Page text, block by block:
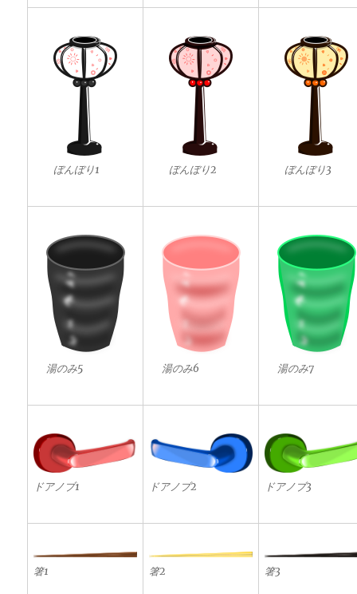
ぼんぼり1 ぼんぼり2 ぼんぼり3
湯のみ5 湯のみ6 湯のみ7
ドアノブ1 ドアノブ2 ドアノブ3
箸1 箸2 箸3